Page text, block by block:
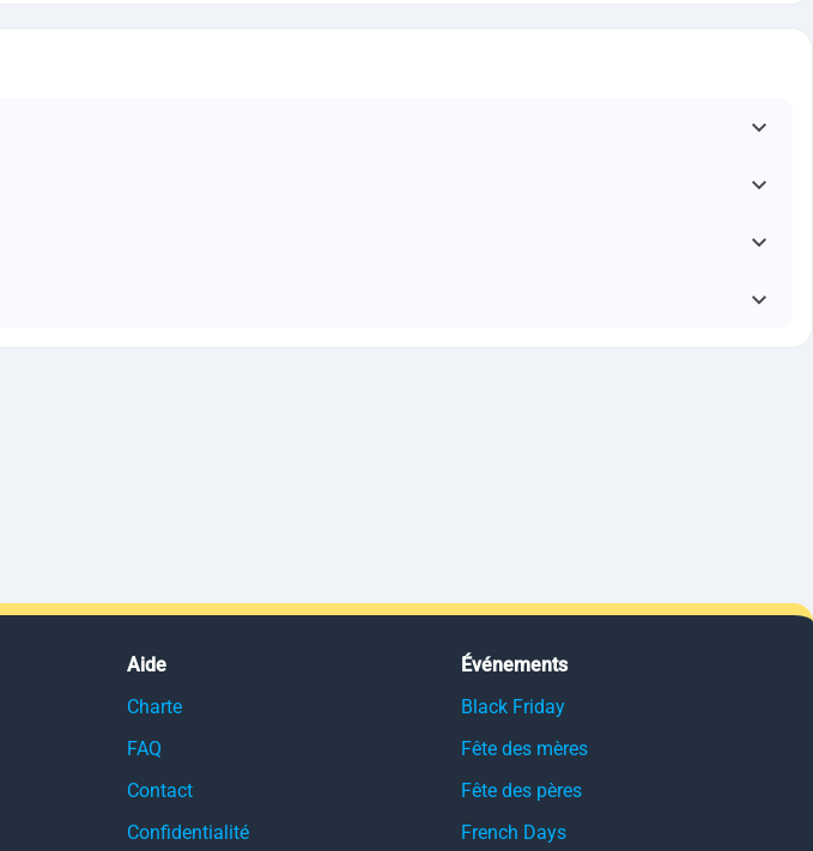
Aide
Charte
FAQ
Contact
Confidentialité
Événements
Black Friday
Fête des mères
Fête des pères
French Days